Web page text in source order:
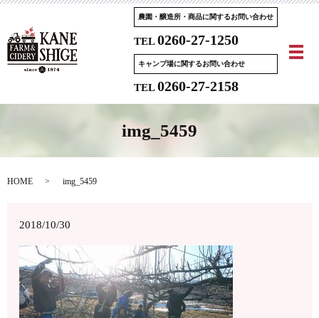
農園・醸造所・商品に関するお問い合わせ
TEL0260-27-1250
キャンプ場に関するお問い合わせ
TEL0260-27-2158
メ
img_5459
HOME img_5459
2018/10/30